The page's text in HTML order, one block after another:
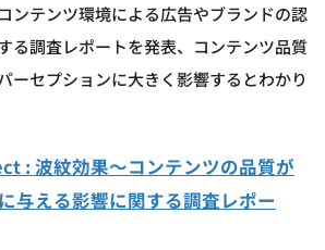
ンテンツ環境による広告やブランドの認
る調査レポートを発表、コンテンツ品質
ーセプションに大きく影響するとわかり
: 波紋効果～コンテンツの品質が
与える影響に関する調査レポー